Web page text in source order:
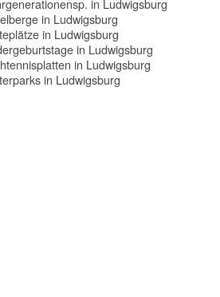
in Ludwigsburg
in Ludwigsburg
in Ludwigsburg
in Ludwigsburg
in Ludwigsburg
in Ludwigsburg